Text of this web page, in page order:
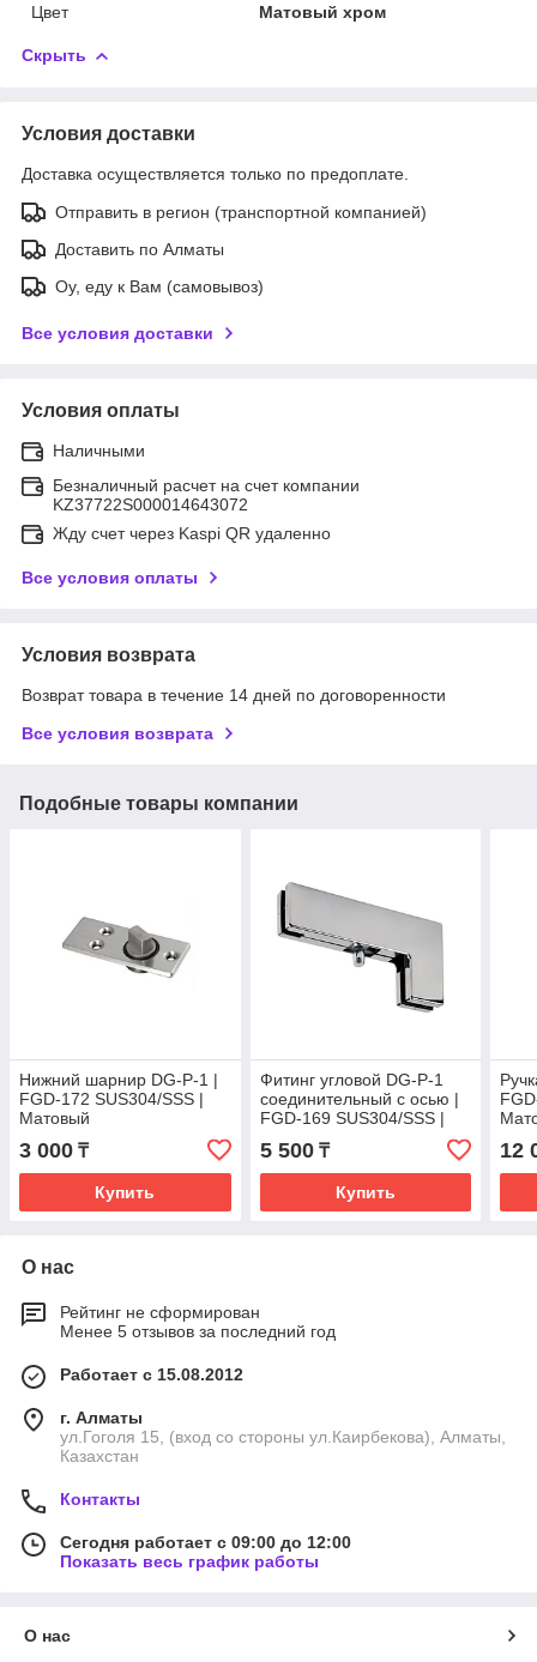
Цвет
Матовый хром
Скрыть
Условия доставки
Доставка осуществляется только по предоплате.
Отправить в регион (транспортной компанией)
Доставить по Алматы
Оу, еду к Вам (самовывоз)
Все условия доставки
Условия оплаты
Наличными
Безналичный расчет на счет компании
KZ37722S000014643072
Жду счет через Kaspi QR удаленно
Все условия оплаты
Условия возврата
Возврат товара в течение 14 дней по договоренности
Все условия возврата
Подобные товары компании
Нижний шарнир DG-P-1 |
FGD-172 SUS304/SSS |
Матовый
3 000 ₸
Купить
Фитинг угловой DG-P-1
соединительный с осью |
FGD-169 SUS304/SSS |
Матовый
5 500₸
Купить
12
О нас
Рейтинг не сформирован
Менее 5 отзывов за последний год
Работает с 15.08.2012
г. Алматы
ул.Гоголя 15, (вход со стороны ул.Каирбекова), Алматы,
Казахстан
Контакты
Сегодня работает с 09:00 до 12:00
Показать весь график работы
О нас